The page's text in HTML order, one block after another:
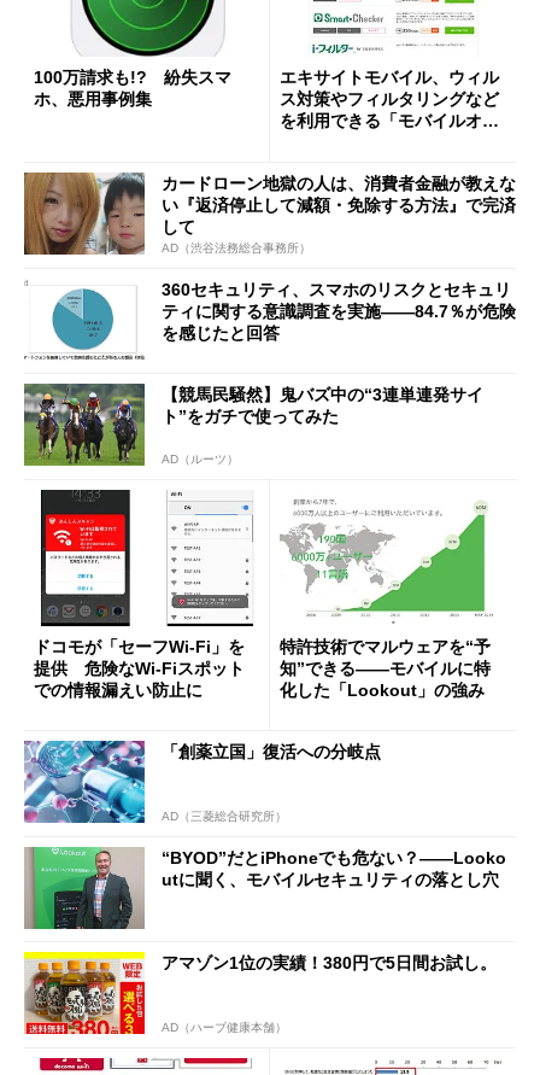
100万請求も!? 紛失スマ
ホ、悪用事例集
エキサイトモバイル、ウィル
ス対策やフィルタリングなど
を利用できる「モバイルオプ
カードローン地獄の人は、消費者金融が教えな
い『返済停止して減額・免除する方法』で完済
して
AD（渋谷法務総合事務所）
360セキュリティ、スマホのリスクとセキュリ
ティに関する意識調査を実施――84.7％が危険
を感じたと回答
【競馬民騒然】鬼バズ中の“3連単連発サイ
ト”をガチで使ってみた
AD（ルーツ）
ドコモが「セーフWi-Fi」を
提供 危険なWi-Fiスポット
での情報漏えい防止に
特許技術でマルウェアを“予
知”できる――モバイルに特
化した「Lookout」の強み
「創薬立国」復活への分岐点
AD（三菱総合研究所）
“BYOD”だとiPhoneでも危ない？――Looko
utに聞く、モバイルセキュリティの落とし穴
アマゾン1位の実績！380円で5日間お試し。
AD（ハーブ健康本舗）